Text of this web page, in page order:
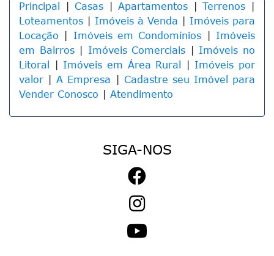
Principal Casas |Apartamentos |Terrenos
Loteamentos
Imóveis à Venda
Imóveis para
Locação
Imóveis em Condomínios
Imóveis
em Bairros| Imóveis Comerciais
Imóveis no
Litoral
Imóveis em Área Rural
Imóveis por
valor |A Empresa
Cadastre seu Imóvel para
Vender Conosco
Atendimento
SIGA-NOS